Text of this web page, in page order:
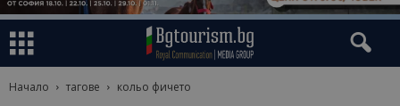
Начало тагове кольо фичето